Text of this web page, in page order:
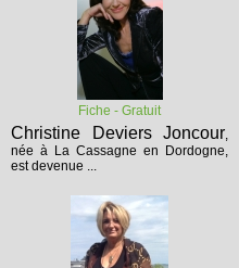
Fiche - Gratuit
Christine Deviers Joncour,
née à La Cassagne en Dordogne,
est devenue ...